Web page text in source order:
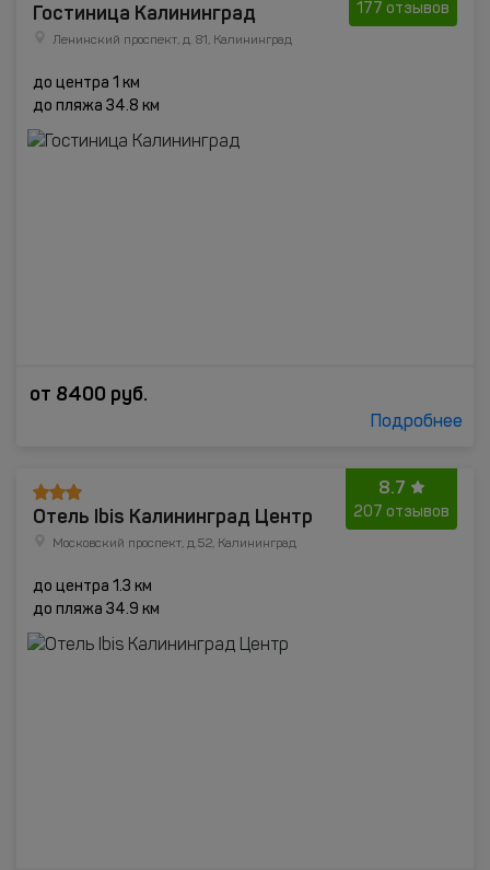
177 отзывов
Гостиница Калининград
Ленинский проспект, д. 81, Калининград
до центра 1 км
до пляжа 34.8 км
от 8400 руб.
Подробнее
8.7
207 отзывов
Отель Ibis Калининград Центр
Московский проспект, д.52, Калининград
до центра 1.3 км
до пляжа 34.9 км